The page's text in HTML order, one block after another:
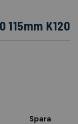
115mm K120
Spara